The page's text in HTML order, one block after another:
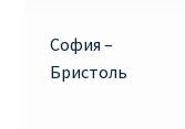
ЗАДЕРЖКА,
София –
Бристоль